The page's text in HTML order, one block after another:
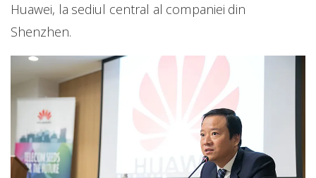
Huawei, la sediul central al companiei din
Shenzhen.